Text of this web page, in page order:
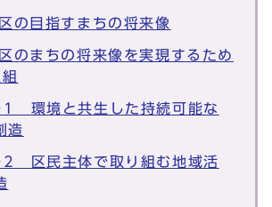
目指すまちの将来像
まちの将来像を実現するため
1 環境と共生した持続可能な
造
2 区民主体で取り組む地域活